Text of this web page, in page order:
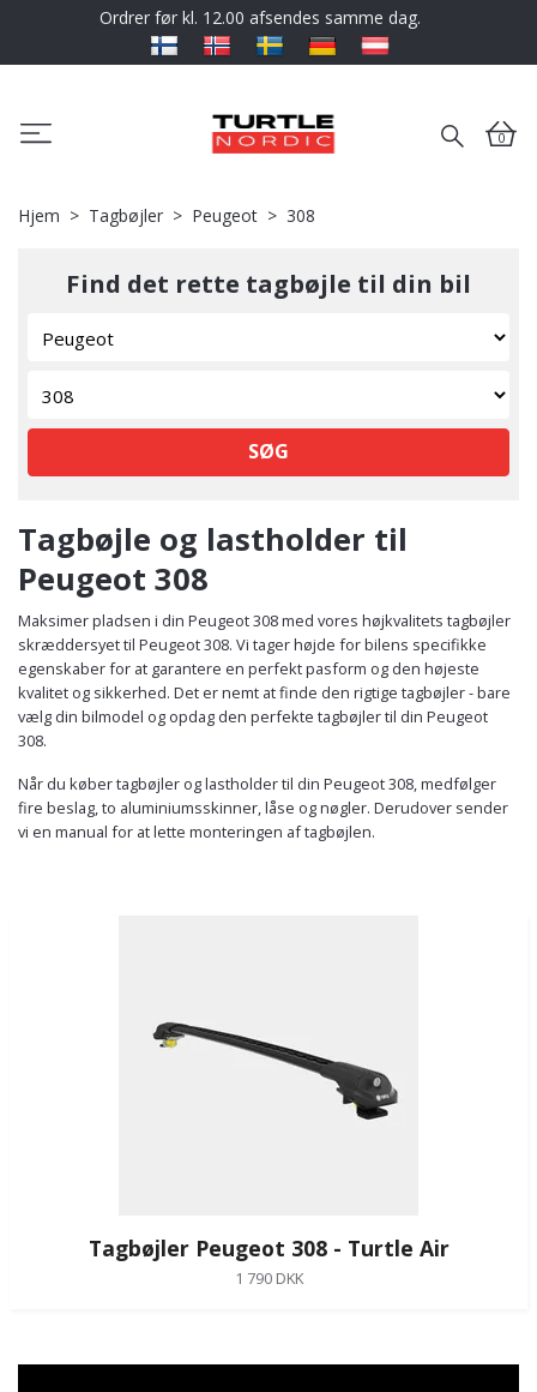
Ordrer før kl. 12.00 afsendes samme dag.
0
Hjem Tagbøjler Peugeot 308
Find det rette tagbøjle til din bil
SØG
Tagbøjle og lastholder til
Peugeot 308
Maksimer pladsen i din Peugeot 308 med vores højkvalitets tagbøjler
skræddersyet til Peugeot 308. Vi tager højde for bilens specifikke
egenskaber for at garantere en perfekt pasform og den højeste
kvalitet og sikkerhed. Det er nemt at finde den rigtige tagbøjler - bare
vælg din bilmodel og opdag den perfekte tagbøjler til din Peugeot
308.
Når du køber tagbøjler og lastholder til din Peugeot 308, medfølger
fire beslag, to aluminiumsskinner, låse og nøgler. Derudover sender
vi en manual for at lette monteringen af tagbøjlen.
Tagbøjler Peugeot 308 - Turtle Air
1 790 DKK